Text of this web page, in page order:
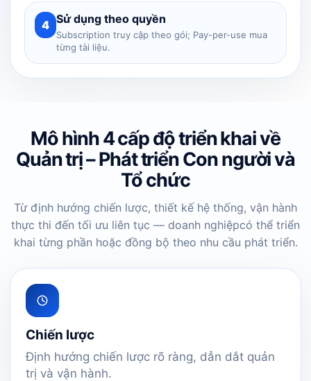
4 Sử dụng theo quyền
Subscription truy cập theo gói; Pay-per-use mua
từng tài liệu.
Mô hình 4 cấp độ triển khai về
Quản trị – Phát triển Con người và
Tổ chức
Từ định hướng chiến lược, thiết kế hệ thống, vận hành
thực thi đến tối ưu liên tục — doanh nghiệpcó thể triển
khai từng phần hoặc đồng bộ theo nhu cầu phát triển.
Chiến lược
Định hướng chiến lược rõ ràng, dẫn dắt quản
trị và vận hành.